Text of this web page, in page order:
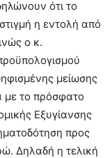
ότι το
η εντολή από
ο κ.
μείωσης
το πρόσφατο
Εξυγίανσης
προς
Δηλαδή η τελική